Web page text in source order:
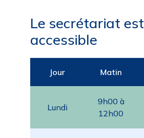
Le secrétariat est
accessible
Jour Matin
Lundi
9h00 à
12h00